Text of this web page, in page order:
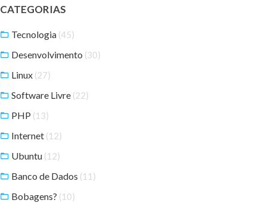
CATEGORIAS
Tecnologia (45)
Desenvolvimento (30)
Linux (27)
Software Livre (22)
PHP (13)
Internet (12)
Ubuntu (12)
Banco de Dados (11)
Bobagens? (10)